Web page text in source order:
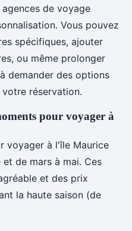
de voyage
Vous pouvez
spécifiques, ajouter
ou même prolonger
demander des options
réservation.
pour voyager à
voyager à l'île Maurice
de mars à mai. Ces
et des prix
la haute saison (de